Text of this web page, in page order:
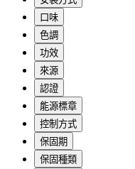
口味
色調
功效
來源
認證
能源標章
控制方式
保固期
保固種類